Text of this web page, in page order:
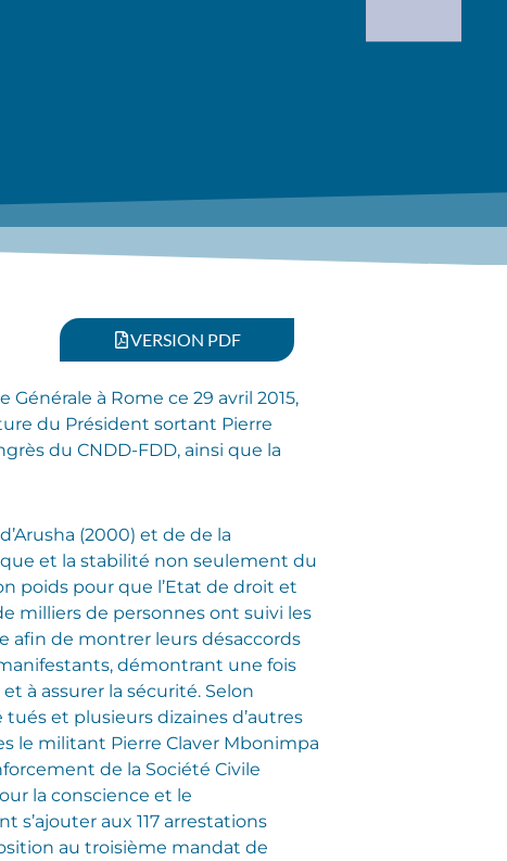
VERSION PDF
à Rome ce 29 avril 2015,
du Président sortant Pierre
du CNDD-FDD, ainsi que la
(2000) et de de la
et la stabilité non seulement du
poids pour que l’Etat de droit et
milliers de personnes ont suivi les
afin de montrer leurs désaccords
démontrant une fois
à assurer la sécurité. Selon
et plusieurs dizaines d’autres
le militant Pierre Claver Mbonimpa
de la Société Civile
la conscience et le
s’ajouter aux 117 arrestations
au troisième mandat de